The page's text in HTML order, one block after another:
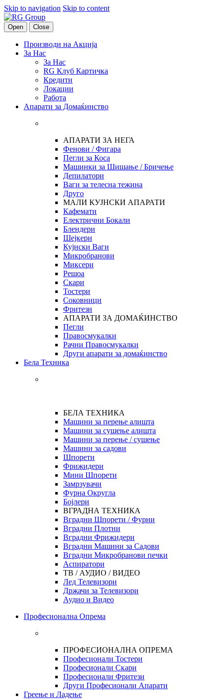
Skip to navigation Skip to content
Open Close
Производи на Акција
За Нас
За Нас
RG Клуб Картичка
Кредити
Локации
Работа
Апарати за Домаќинство
АПАРАТИ ЗА НЕГА
Фенови / Фигара
Пегли за Коса
Машинки за Шишање / Бричење
Депилатори
Ваги за телесна тежина
Друго
МАЛИ КУЈНСКИ АПАРАТИ
Кафемати
Електрични Бокали
Блендери
Шејкери
Кујнски Ваги
Микробранови
Миксери
Решоа
Скари
Тостери
Соковници
Фритези
АПАРАТИ ЗА ДОМАЌИНСТВО
Пегли
Правосмукалки
Рачни Правосмукалки
Други апарати за домаќинство
Бела Техника
БЕЛА ТЕХНИКА
Машини за перење алишта
Машини за сушење алишта
Машини за перење / сушење
Машини за садови
Шпорети
Фрижидери
Мини Шпорети
Замрзувачи
Фурна Округла
Бојлери
ВГРАДНА ТЕХНИКА
Вградни Шпорети / Фурни
Вградни Плотни
Вградни Фрижидери
Вградни Машини за Садови
Вградни Микробранови печки
Аспиратори
ТВ / АУДИО / ВИДЕО
Лед Телевизори
Држачи за Телевизори
Аудио и Видео
Професионална Опрема
ПРОФЕСИОНАЛНА ОПРЕМА
Професионали Тостери
Професионали Скари
Професионали Фритези
Други Професионали Апарати
Греење и Ладење